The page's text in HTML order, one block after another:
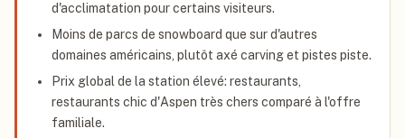
d'acclimatation pour certains visiteurs.
Moins de parcs de snowboard que sur d'autres
domaines américains, plutôt axé carving et pistes piste.
Prix global de la station élevé: restaurants,
restaurants chic d'Aspen très chers comparé à l'offre
familiale.